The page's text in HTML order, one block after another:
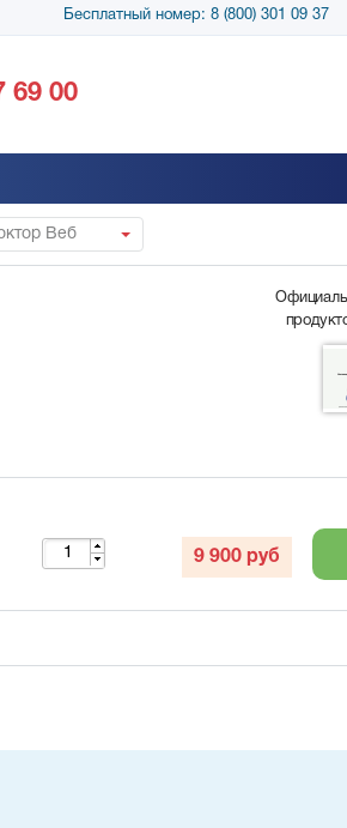
Бесплатный номер: 8 (800) 301 09 37
за поставку SnapGene...
69 00
Веб
9 900 руб